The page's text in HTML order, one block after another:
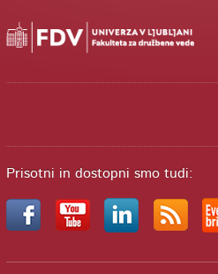
Prisotni in dostopni smo tudi: